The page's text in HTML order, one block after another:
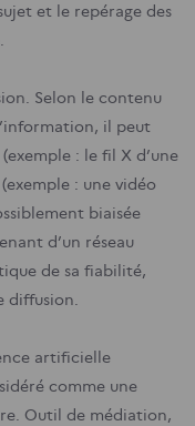
et le repérage des
Selon le contenu
il peut
: le fil X d’une
: une vidéo
biaisée
d’un réseau
de sa fiabilité,
diffusion.
artificielle
comme une
Outil de médiation,